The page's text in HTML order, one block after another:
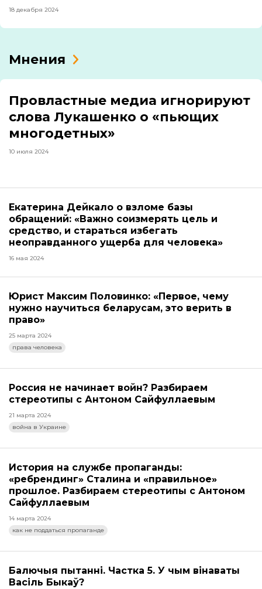
18 декабря 2024
Мнения
Провластные медиа игнорируют
слова Лукашенко о «пьющих
многодетных»
10 июля 2024
Екатерина Дейкало о взломе базы
обращений: «Важно соизмерять цель и
средство, и стараться избегать
неоправданного ущерба для человека»
16 мая 2024
Юрист Максим Половинко: «Первое, чему
нужно научиться беларусам, это верить в
право»
25 марта 2024
права человека
Россия не начинает войн? Разбираем
стереотипы с Антоном Сайфуллаевым
21 марта 2024
война в Украине
История на службе пропаганды:
«ребрендинг» Сталина и «правильное»
прошлое. Разбираем стереотипы с Антоном
Сайфуллаевым
14 марта 2024
как не поддаться пропаганде
Балючыя пытанні. Частка 5. У чым вінаваты
Васіль Быкаў?